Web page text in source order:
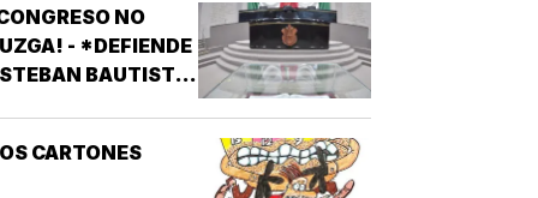
NO
- *DEFIENDE
BAUTISTA
CARTONES